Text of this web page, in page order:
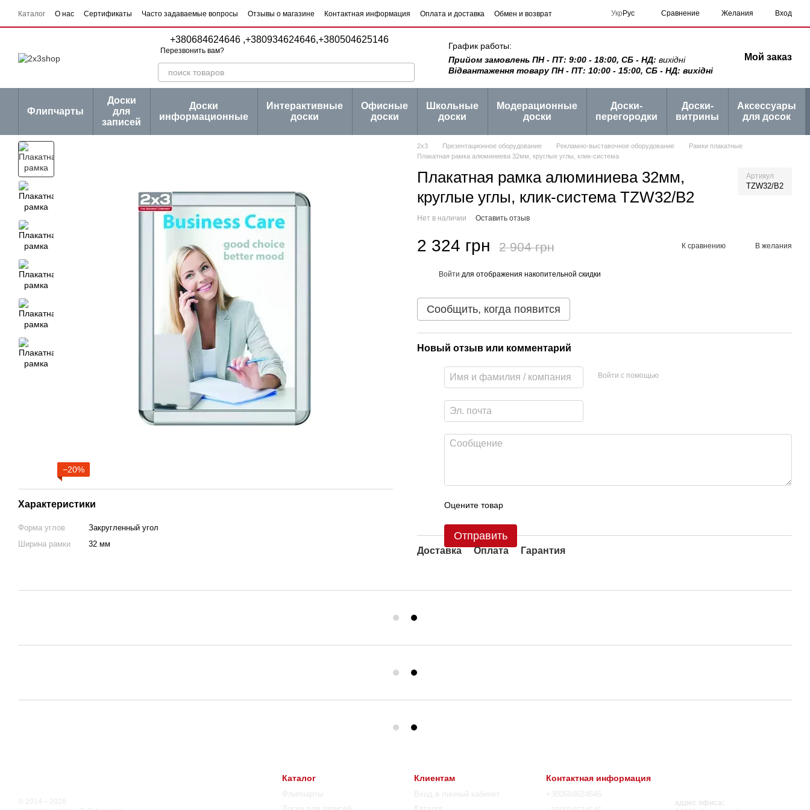
Перейти к основному контенту
Каталог О нас Сертификаты Часто задаваемые вопросы Отзывы о магазине Контактная информация Оплата и доставка
Обмен и возврат
Пользовательское соглашение
Договор публичной оферты Серии товаров Блог
Укр Рус Сравнение Желания Вход
+380684624646 ,+380934624646,+380504625146
Перезвонить вам?
График работы:
Прийом замовлень ПН - ПТ: 9:00 - 18:00, СБ - НД: вихідні
Відвантаження товару ПН - ПТ: 10:00 - 15:00, СБ - НД: вихідні
Мой заказ
Флипчарты
Доски
для
записей
Доски
информационные
Интерактивные
доски
Офисные
доски
Школьные
доски
Модерационные
доски
Доски-
перегородки
Доски-
витрины
Аксессуары
для досок
−20%
Характеристики
Форма углов
Закругленный угол
Ширина рамки
32 мм
2х3 Презентационное оборудование Рекламно-выставочное оборудование
Рамки плакатные
Плакатная рамка алюминиева 32мм, круглые углы, клик-система
Плакатная рамка алюминиева 32мм,
круглые углы, клик-система TZW32/B2
Артикул
TZW32/B2
Нет в наличии Оставить отзыв
2 324 грн 2 904 грн К сравнению В желания
Войти для отображения накопительной скидки
Сообщить, когда появится
Новый отзыв или комментарий
Войти с помощью
Оцените товар
Отправить
Доставка Оплата Гарантия
© 2014—2026
Каталог
Флипчарты
Клиентам
Вход в личный кабинет
Контактная информация
+380684624646
адрес офиса: